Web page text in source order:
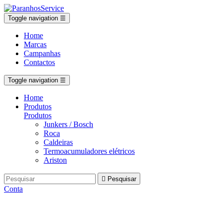
Toggle navigation ☰
Home
Marcas
Campanhas
Contactos
Toggle navigation ☰
Home
Produtos
Produtos
Junkers / Bosch
Roca
Caldeiras
Termoacumuladores elétricos
Ariston
 Pesquisar
Conta